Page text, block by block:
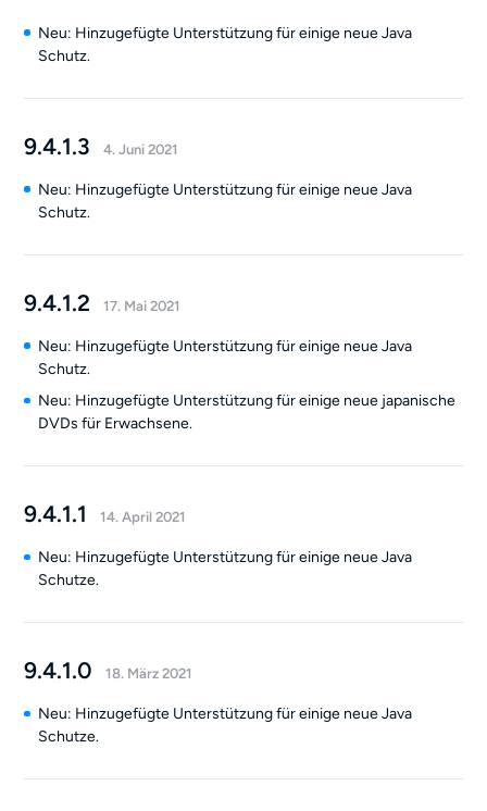
Neu: Hinzugefügte Unterstützung für einige neue Java
Schutz.
9.4.1.3 4. Juni 2021
Neu: Hinzugefügte Unterstützung für einige neue Java
Schutz.
9.4.1.2 17. Mai 2021
Neu: Hinzugefügte Unterstützung für einige neue Java
Schutz.
Neu: Hinzugefügte Unterstützung für einige neue japanische
DVDs für Erwachsene.
9.4.1.1 14. April 2021
Neu: Hinzugefügte Unterstützung für einige neue Java
Schutze.
9.4.1.0 18. März 2021
Neu: Hinzugefügte Unterstützung für einige neue Java
Schutze.